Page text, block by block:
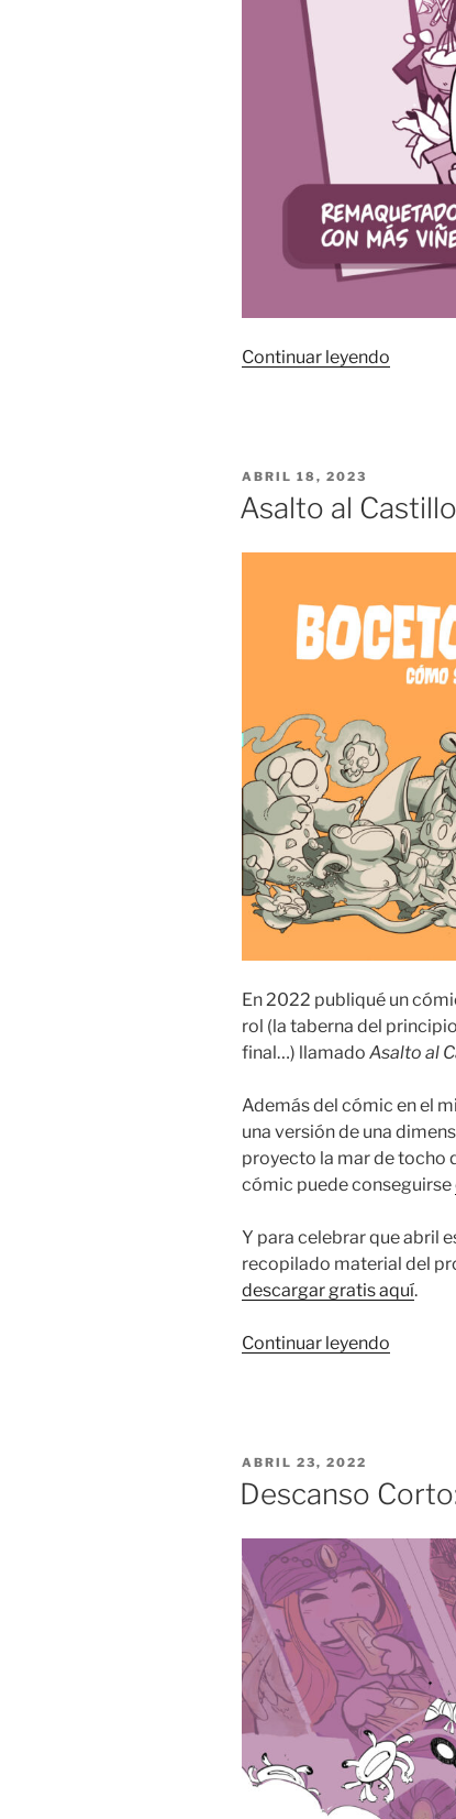
Continuar leyendo
por
PUBLICADO
EL
ABRIL 18, 2023
Asalto al
En 2022 publiqué un
rol (la taberna del
final…) llamado Asalto al
Además del cómic en el
una versión de una
proyecto la mar de tocho
cómic puede conseguirse
Y para celebrar que abril
recopilado material del
descargar gratis aquí.
Continuar leyendo
PUBLICADO
EL
ABRIL 23, 2022
Descanso